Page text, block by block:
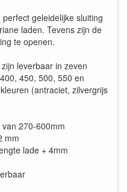
geleidelijke sluiting
laden. Tevens zijn de
te openen.
leverbaar in zeven
450, 500, 550 en
(antraciet, zilvergrijs
270-600mm
mm
lade + 4mm